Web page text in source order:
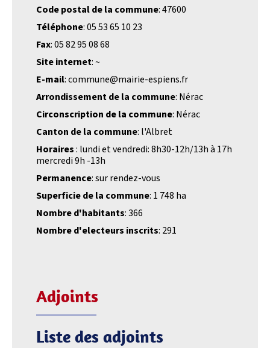
Code postal de la commune: 47600
Téléphone: 05 53 65 10 23
Fax: 05 82 95 08 68
Site internet: ~
E-mail: commune@mairie-espiens.fr
Arrondissement de la commune: Nérac
Circonscription de la commune: Nérac
Canton de la commune: l'Albret
Horaires: lundi et vendredi: 8h30-12h/13h à 17h
mercredi 9h -13h
Permanence: sur rendez-vous
Superficie de la commune: 1 748 ha
Nombre d'habitants: 366
Nombre d'electeurs inscrits: 291
Adjoints
Liste des adjoints